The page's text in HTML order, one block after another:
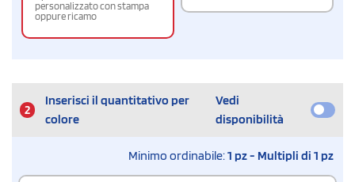
personalizzato con stampa
oppure ricamo
2
Inserisci il quantitativo per
colore
Vedi
disponibilità
Minimo ordinabile:1 pz - Multipli di 1 pz